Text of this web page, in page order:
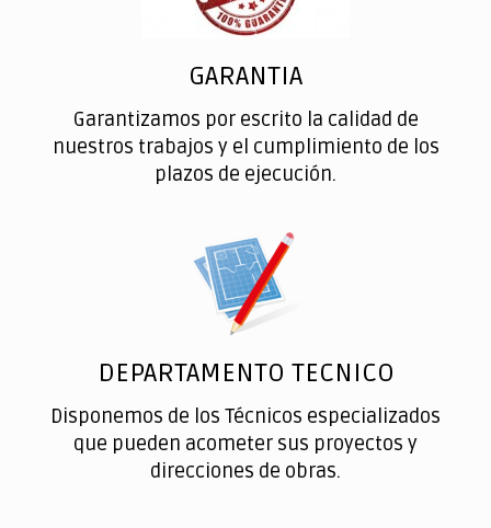
GARANTIA
Garantizamos por escrito la calidad de
nuestros trabajos y el cumplimiento de los
plazos de ejecución.
DEPARTAMENTO TECNICO
Disponemos de los Técnicos especializados
que pueden acometer sus proyectos y
direcciones de obras.